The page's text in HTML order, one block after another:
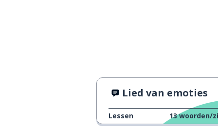
Lied van emoties
Lessen 13 woorden/